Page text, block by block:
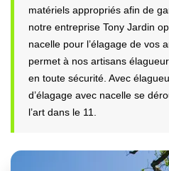
matériels appropriés afin de
notre entreprise Tony Jardin
nacelle pour l’élagage de vos
permet à nos artisans
en toute sécurité. Avec
d’élagage avec nacelle se
l’art dans le 11.